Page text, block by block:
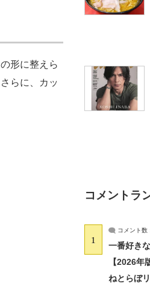
形に整えら
らに、カッ
コメントラ
1
コメント数
一番好き
【2026年
ねとらぼ